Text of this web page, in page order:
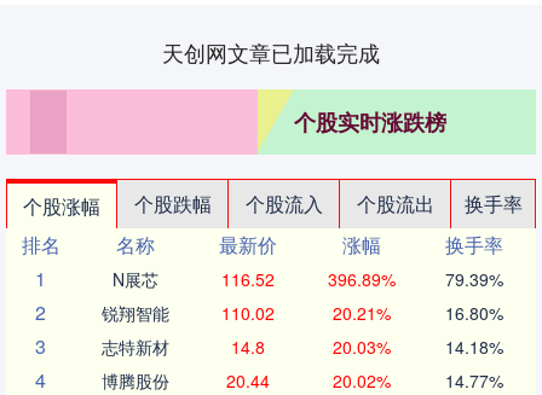
天创网文章已加载完成
个股实时涨跌榜
个股涨幅 个股跌幅 个股流入 个股流出
换手率
排名
名称 最新价 涨幅
换手率
1
N展芯 116.52 396.89% 79.39%
2 锐翔智能 110.02 20.21% 16.80%
3 志特新材 14.8 20.03% 14.18%
4 博腾股份 20.44 20.02% 14.77%